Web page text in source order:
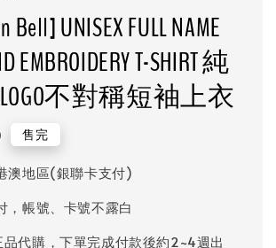
Bell] UNISEX FULL NAME
EMBROIDERY T-SHIRT 純
不對稱短袖上衣
售完
澳地區(銀聯卡支付)
，帳號、卡號不露白
品代購，下單完成付款後約2~4週出